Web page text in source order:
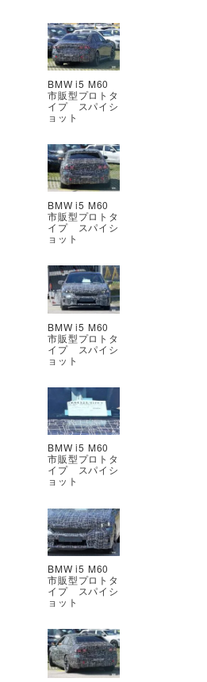
BMW i5 M60
市販型プロトタ
イプ スパイシ
ョット
BMW i5 M60
市販型プロトタ
イプ スパイシ
ョット
BMW i5 M60
市販型プロトタ
イプ スパイシ
ョット
BMW i5 M60
市販型プロトタ
イプ スパイシ
ョット
BMW i5 M60
市販型プロトタ
イプ スパイシ
ョット